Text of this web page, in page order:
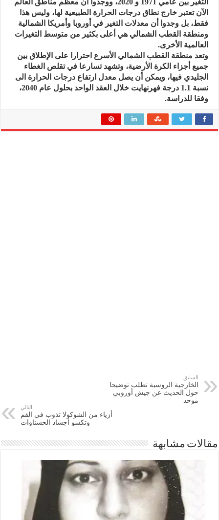
التغير بين عامي 1971 و 2020، ووجدوا أن معظم مناطق العالم
الآن تعتبر خارج نطاق درجات الحرارة الطبيعية لها، وليس هذا
فقط، بل وجدوا أن معدلات التغير في أوروبا وأمريكا الشمالية
ومنطقة القطب الشمالي هي أعلى بكثير من متوسط التغيرات
العالمية الأخرى.
وتعد منطقة القطب الشمالي الأسرع احترارا على الإطلاق بين
جميع أجزاء الكرة الأرضية، وتشهد تسارعا في تقلص الغطاء
الجليدي فيها، ويمكن أن يصل معدل ارتفاع درجات الحرارة الى
نسبة 1.1 درجة فهرنهايت خلال العقد الواحد بحلول عام 2040،
وفقا للدراسة.
السابق
الخارجية الروسية تطلب توضيحا
حول الحديث عن جيش أوروبي
موحد
التالي
أزياء من الشوكولا تذوب في الفم
وتكسو أجساد الحسناوات
مقالات مشابهة